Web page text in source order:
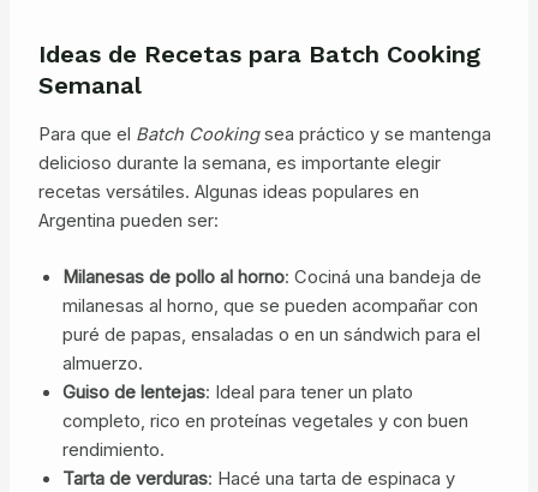
Ideas de Recetas para Batch Cooking
Semanal
Para que el Batch Cookingsea práctico y se mantenga
delicioso durante la semana, es importante elegir
recetas versátiles. Algunas ideas populares en
Argentina pueden ser:
Milanesas de pollo al horno: Cociná una bandeja de
milanesas al horno, que se pueden acompañar con
puré de papas, ensaladas o en un sándwich para el
almuerzo.
Guiso de lentejas: Ideal para tener un plato
completo, rico en proteínas vegetales y con buen
rendimiento.
Tarta de verduras: Hacé una tarta de espinaca y